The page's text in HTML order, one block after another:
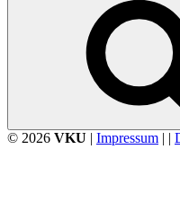
© 2026 VKU | Impressum | |